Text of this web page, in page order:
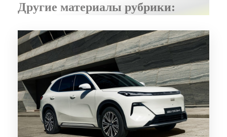
Другие материалы рубрики: